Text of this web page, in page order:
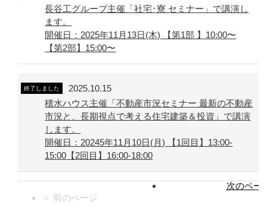
長谷工グループ主催「社宅･寮 セミナー」で講演し
ます。
開催日：2025年11月13日(木) 【第1部 】10:00〜
【第2部】15:00〜
終了しました
2025.10.15
積水ハウス主催「不動産市況セミナー 最新の不動産
市況と、長期視点で考える住宅建築＆投資」で講演
します。
開催日：20245年11月10日(月) 【1回目】13:00-
15:00【2回目】16:00-18:00
＜ 前のページ
次のペー